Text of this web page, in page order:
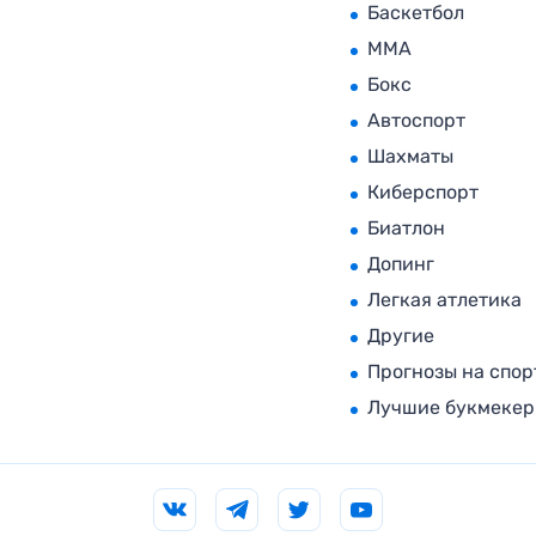
Баскетбол
MMA
Бокс
Автоспорт
Шахматы
Киберспорт
Биатлон
Допинг
Легкая атлетика
Другие
Прогнозы на
Лучшие